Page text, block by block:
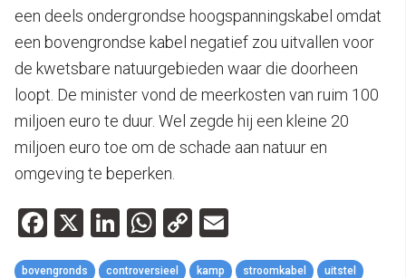
een deels ondergrondse hoogspanningskabel omdat
een bovengrondse kabel negatief zou uitvallen voor
de kwetsbare natuurgebieden waar die doorheen
loopt. De minister vond de meerkosten van ruim 100
miljoen euro te duur. Wel zegde hij een kleine 20
miljoen euro toe om de schade aan natuur en
omgeving te beperken.
Facebook
X LinkedIn
WhatsApp
Copy
Link
bovengronds controversieel kamp stroomkabel uitstel